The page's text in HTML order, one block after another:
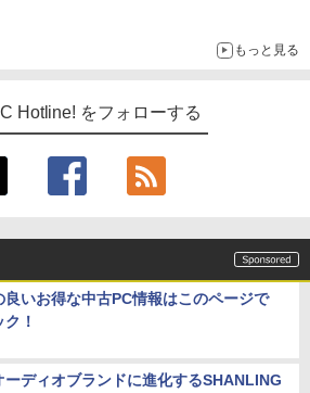
もっと見る
Hotline! をフォローする
良いお得な中古PC情報はこのページで
！
ーディオブランドに進化するSHANLING